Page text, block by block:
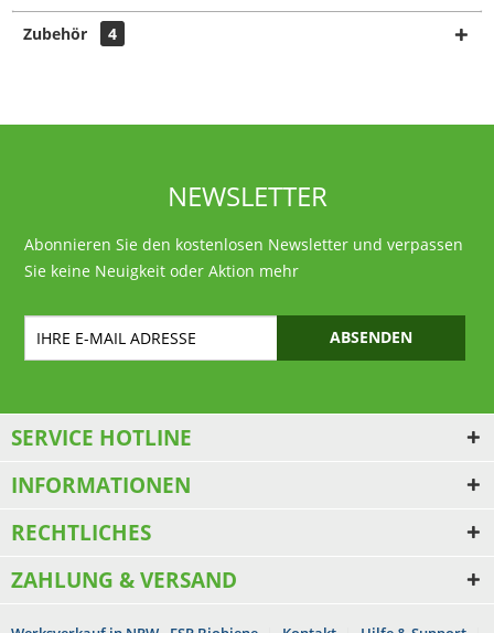
Zubehör 4
NEWSLETTER
Abonnieren Sie den kostenlosen Newsletter und verpassen
Sie keine Neuigkeit oder Aktion mehr
ABSENDEN
SERVICE HOTLINE
INFORMATIONEN
RECHTLICHES
ZAHLUNG & VERSAND